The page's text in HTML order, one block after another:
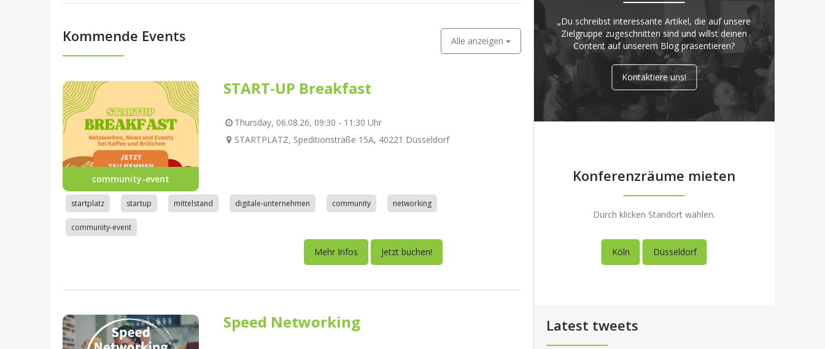
Kommende Events Alle anzeigen
community-event
START-UP Breakfast
Thursday, 06.08.26, 09:30 - 11:30 Uhr
STARTPLATZ, Speditionstraße 15A, 40221 Düsseldorf
startplatz startup mittelstand digitale-unternehmen community networking
community-event
Mehr Infos Jetzt buchen!
Speed Networking
„Du schreibst interessante Artikel, die auf unsere
Zielgruppe zugeschnitten sind und willst deinen
Content auf unserem Blog präsentieren?
Kontaktiere uns!
Konferenzräume mieten
Durch klicken Standort wählen.
Köln Düsseldorf
Latest tweets